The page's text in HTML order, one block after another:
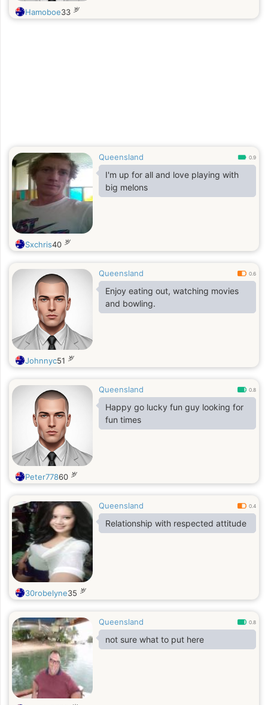
Hamoboe33 岁
Queensland 0.9
I'm up for all and love playing with
big melons
Sxchris40 岁
Queensland 0.6
Enjoy eating out, watching movies
and bowling.
Johnnyc51 岁
Queensland 0.8
Happy go lucky fun guy looking for
fun times
Peter77860 岁
Queensland 0.4
Relationship with respected attitude
30robelyne35 岁
Queensland 0.8
not sure what to put here